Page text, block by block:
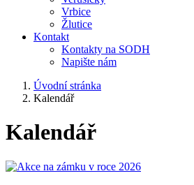
Vrbice
Žlutice
Kontakt
Kontakty na SODH
Napište nám
Úvodní stránka
Kalendář
Kalendář